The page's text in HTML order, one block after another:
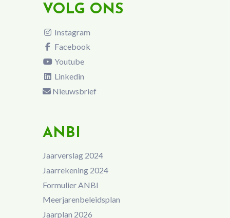
VOLG ONS
Instagram
Facebook
Youtube
Linkedin
Nieuwsbrief
ANBI
Jaarverslag 2024
Jaarrekening 2024
Formulier ANBI
Meerjarenbeleidsplan
Jaarplan 2026